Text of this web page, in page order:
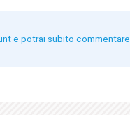
e potrai subito commentare.